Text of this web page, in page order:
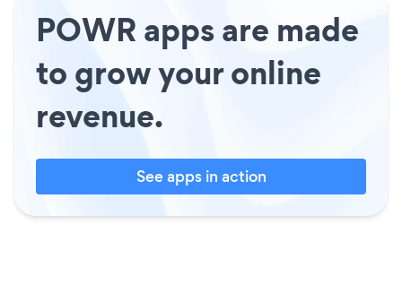
POWR apps are made
to grow your online
revenue.
See apps in action